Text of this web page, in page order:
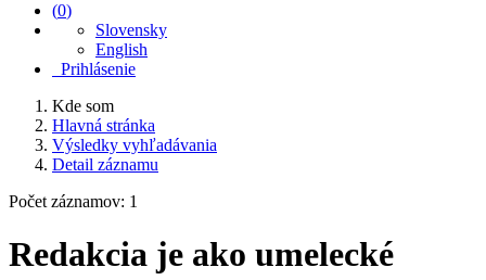
(0)
Slovensky
English
Prihlásenie
Kde som
Hlavná stránka
Výsledky vyhľadávania
Detail záznamu
Počet záznamov: 1
Redakcia je ako umelecké